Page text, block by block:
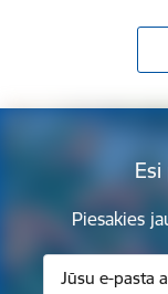
Piesakies